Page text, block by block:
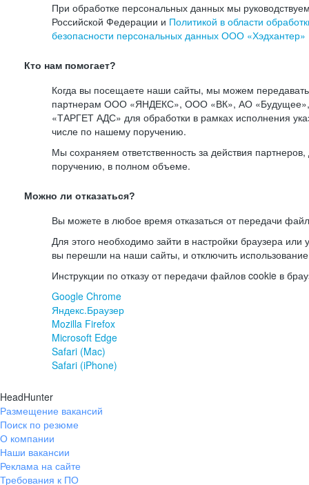
При обработке персональных данных мы
Российской Федерации и Политикой в области
безопасности персональных данных ООО «Хэдхантер»
Кто нам помогает?
Когда вы посещаете наши сайты, мы можем
партнерам ООО «ЯНДЕКС», ООО «ВК», АО
«ТАРГЕТ АДС» для обработки в рамках исполнения
числе по нашему поручению.
Мы сохраняем ответственность за действия
поручению, в полном объеме.
Можно ли отказаться?
Вы можете в любое время отказаться от передачи
Для этого необходимо зайти в настройки браузера или
вы перешли на наши сайты, и отключить
Инструкции по отказу от передачи файлов cookie в
Google Chrome
Яндекс.Браузер
Mozilla Firefox
Microsoft Edge
Safari (Mac)
Safari (iPhone)
HeadHunter
Размещение вакансий
Поиск по резюме
О компании
Наши вакансии
Реклама на сайте
Требования к ПО